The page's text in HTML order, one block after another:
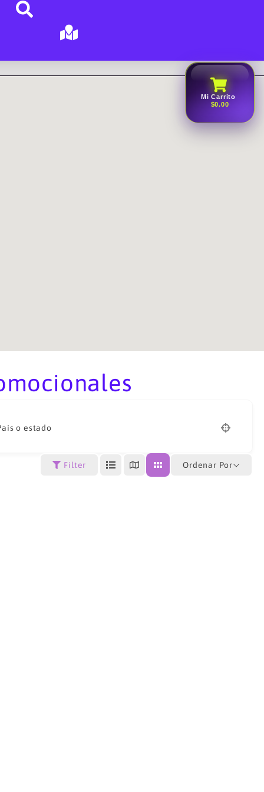
Mi Carrito
$0.00
o estado
Filter Ordenar Por